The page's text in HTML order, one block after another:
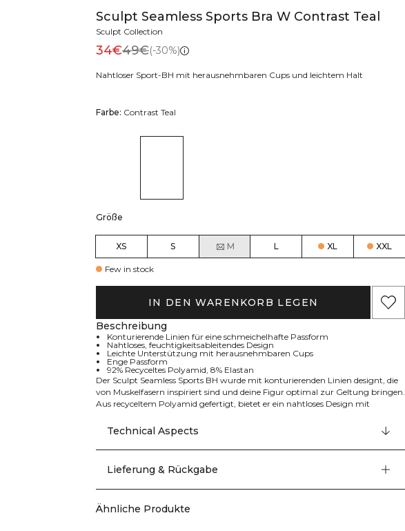
Sculpt Seamless Sports Bra W Contrast Teal
Sculpt Collection
34€49€(-30%)
Nahtloser Sport-BH mit herausnehmbaren Cups und leichtem Halt
Farbe: Contrast Teal
Größe
XS S M L XL XXL
Few in stock
IN DEN WARENKORB LEGEN
Beschreibung
Konturierende Linien für eine schmeichelhafte Passform
Nahtloses, feuchtigkeitsableitendes Design
Leichte Unterstützung mit herausnehmbaren Cups
Enge Passform
92% Recyceltes Polyamid, 8% Elastan
Der Sculpt Seamless Sports BH wurde mit konturierenden Linien designt, die
von Muskelfasern inspiriert sind und deine Figur optimal zur Geltung bringen.
Aus recyceltem Polyamid gefertigt, bietet er ein nahtloses Design mit
Mit leichter Unterstützung, herausnehmbaren Cups und enger Passform ist
er ideal für Aktivitäten mit geringer Intensität oder als alltäglicher Begleiter.
Die konturierenden Linien sorgen für eine schmeichelnde Passform, während
gesamten Workouts garantiert. Der BH bietet leichte Unterstützung mit
Technical Aspects
Lieferung & Rückgabe
Ähnliche Produkte